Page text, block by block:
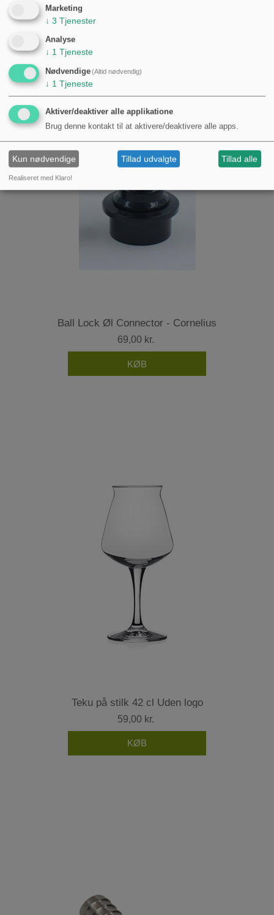
Ball Lock Øl Connector - Cornelius
69,00 kr.
Teku på stilk 42 cl Uden logo
59,00 kr.
Marketing
↓ 3 Tjenester
Analyse
↓ 1 Tjeneste
Nødvendige(Altid nødvendig)
↓ 1 Tjeneste
Aktiver/deaktiver alle applikatione
Brug denne kontakt til at aktivere/deaktivere alle apps.
Kun nødvendige Tillad udvalgte Tillad alle
Realiseret med Klaro!